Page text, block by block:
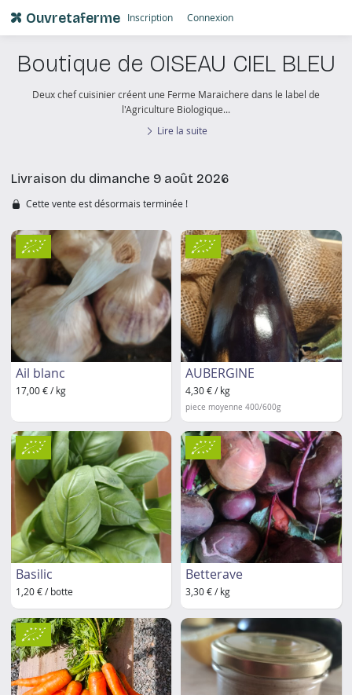
Ouvretaferme Inscription Connexion
Boutique de OISEAU CIEL BLEU
Deux chef cuisinier créent une Ferme Maraichere dans le label de
l'Agriculture Biologique...
Lire la suite
Livraison du dimanche 9 août 2026
Cette vente est désormais terminée !
Ail blanc
17,00 € / kg
AUBERGINE
4,30 € / kg
piece moyenne 400/600g
Basilic
1,20 € / botte
Betterave
3,30 € / kg